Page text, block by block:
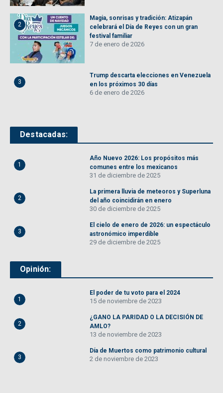
2
Magia, sonrisas y tradición: Atizapán
celebrará el Día de Reyes con un gran
festival familiar
7 de enero de 2026
3
Trump descarta elecciones en Venezuela
en los próximos 30 días
6 de enero de 2026
Destacadas:
1
Año Nuevo 2026: Los propósitos más
comunes entre los mexicanos
31 de diciembre de 2025
2
La primera lluvia de meteoros y Superluna
del año coincidirán en enero
30 de diciembre de 2025
3
El cielo de enero de 2026: un espectáculo
astronómico imperdible
29 de diciembre de 2025
Opinión:
1
El poder de tu voto para el 2024
15 de noviembre de 2023
2
¿GANO LA PARIDAD O LA DECISIÓN DE
AMLO?
13 de noviembre de 2023
3
Día de Muertos como patrimonio cultural
2 de noviembre de 2023